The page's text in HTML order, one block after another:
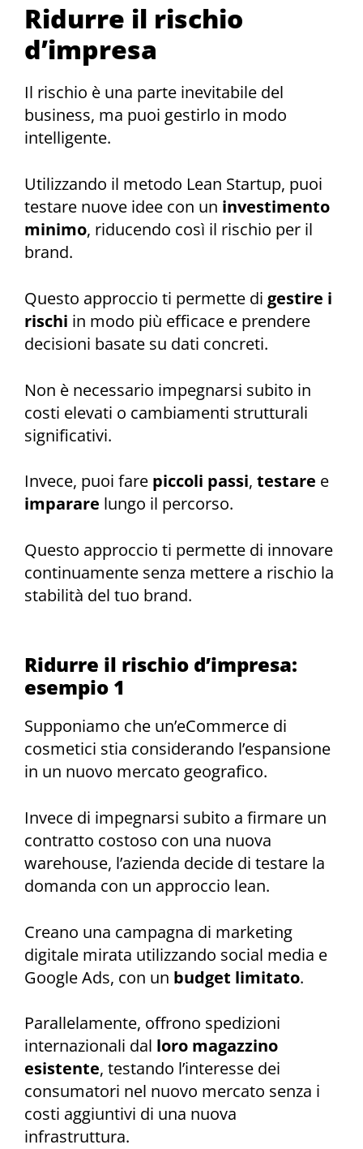
Ridurre il rischio
d’impresa
Il rischio è una parte inevitabile del
business, ma puoi gestirlo in modo
intelligente.
Utilizzando il metodo Lean Startup, puoi
testare nuove idee con un investimento
minimo, riducendo così il rischio per il
brand.
Questo approccio ti permette di gestire i
rischi in modo più efficace e prendere
decisioni basate su dati concreti.
Non è necessario impegnarsi subito in
costi elevati o cambiamenti strutturali
significativi.
Invece, puoi fare piccoli passi, testare e
imparare lungo il percorso.
Questo approccio ti permette di innovare
continuamente senza mettere a rischio la
stabilità del tuo brand.
Ridurre il rischio d’impresa:
esempio 1
Supponiamo che un’eCommerce di
cosmetici stia considerando l’espansione
in un nuovo mercato geografico.
Invece di impegnarsi subito a firmare un
contratto costoso con una nuova
warehouse, l’azienda decide di testare la
domanda con un approccio lean.
Creano una campagna di marketing
digitale mirata utilizzando social media e
Google Ads, con un budget limitato.
Parallelamente, offrono spedizioni
internazionali dal loro magazzino
esistente, testando l’interesse dei
consumatori nel nuovo mercato senza i
costi aggiuntivi di una nuova
infrastruttura.